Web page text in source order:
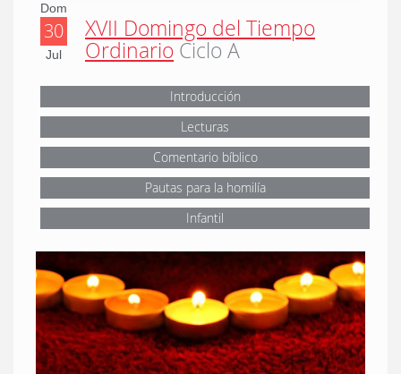
Dom
30
Jul
XVII Domingo del Tiempo
Ordinario Ciclo A
Introducción
Lecturas
Comentario bíblico
Pautas para la homilía
Infantil